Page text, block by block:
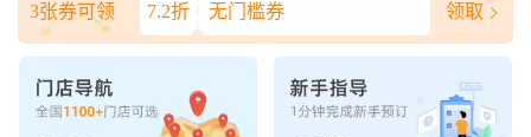
3张券可领
6.2折 无门槛券
7.2折 无门槛券 领取